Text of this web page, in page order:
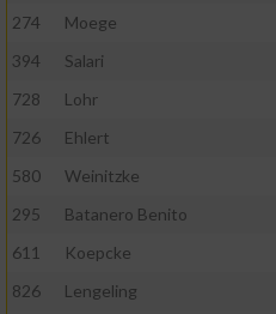
274
Moege
394
Salari
728
Lohr
726
Ehlert
580
Weinitzke
295
Batanero Benito
611
Koepcke
826
Lengeling